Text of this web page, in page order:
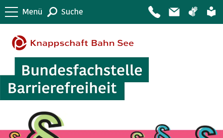
Menü Suche